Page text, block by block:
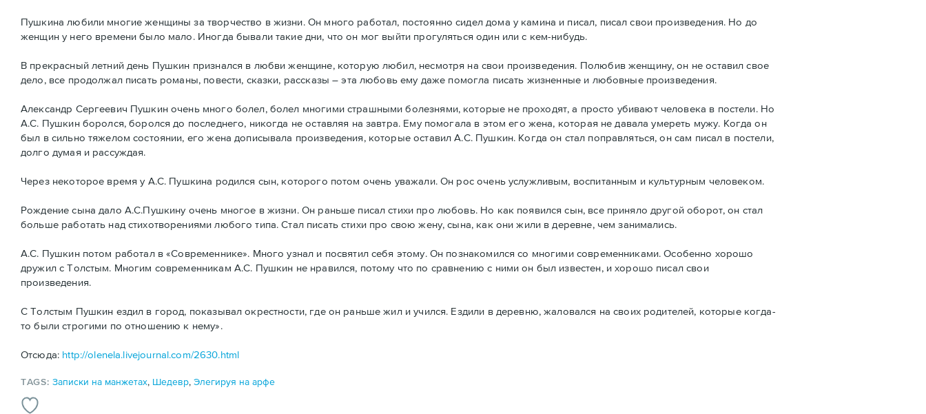
Пушкина любили многие женщины за творчество в жизни. Он много работал, постоянно сидел дома у камина и писал, писал свои произведения. Но до
женщин у него времени было мало. Иногда бывали такие дни, что он мог выйти прогуляться один или с кем-нибудь.
В прекрасный летний день Пушкин признался в любви женщине, которую любил, несмотря на свои произведения. Полюбив женщину, он не оставил свое
дело, все продолжал писать романы, повести, сказки, рассказы – эта любовь ему даже помогла писать жизненные и любовные произведения.
Александр Сергеевич Пушкин очень много болел, болел многими страшными болезнями, которые не проходят, а просто убивают человека в постели. Но
А.С. Пушкин боролся, боролся до последнего, никогда не оставляя на завтра. Ему помогала в этом его жена, которая не давала умереть мужу. Когда он
был в сильно тяжелом состоянии, его жена дописывала произведения, которые оставил А.С. Пушкин. Когда он стал поправляться, он сам писал в постели,
долго думая и рассуждая.
Через некоторое время у А.С. Пушкина родился сын, которого потом очень уважали. Он рос очень услужливым, воспитанным и культурным человеком.
Рождение сына дало А.С.Пушкину очень многое в жизни. Он раньше писал стихи про любовь. Но как появился сын, все приняло другой оборот, он стал
больше работать над стихотворениями любого типа. Стал писать стихи про свою жену, сына, как они жили в деревне, чем занимались.
А.С. Пушкин потом работал в «Современнике». Много узнал и посвятил себя этому. Он познакомился со многими современниками. Особенно хорошо
дружил с Толстым. Многим современникам А.С. Пушкин не нравился, потому что по сравнению с ними он был известен, и хорошо писал свои
произведения.
С Толстым Пушкин ездил в город, показывал окрестности, где он раньше жил и учился. Ездили в деревню, жаловался на своих родителей, которые когда-
то были строгими по отношению к нему».
Отсюда: http://olenela.livejournal.com/2630.html
TAGS:Записки на манжетах, Шедевр,Элегируя на арфе